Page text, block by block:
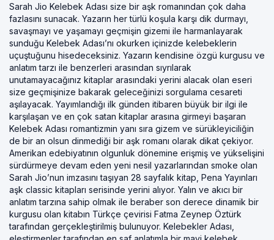
Sarah Jio Kelebek Adası size bir aşk romanından çok daha
fazlasını sunacak. Yazarın her türlü koşula karşı dik durmayı,
savaşmayı ve yaşamayı geçmişin gizemi ile harmanlayarak
sunduğu Kelebek Adası’nı okurken içinizde kelebeklerin
uçuştuğunu hisedeceksiniz. Yazarın kendisine özgü kurgusu ve
anlatım tarzı ile benzerleri arasından sıyrılarak
unutamayacağınız kitaplar arasındaki yerini alacak olan eseri
size geçmişinize bakarak geleceğinizi sorgulama cesareti
aşılayacak. Yayımlandığı ilk günden itibaren büyük bir ilgi ile
karşılaşan ve en çok satan kitaplar arasına girmeyi başaran
Kelebek Adası romantizmin yanı sıra gizem ve sürükleyiciliğin
de bir an olsun dinmediği bir aşk romanı olarak dikat çekiyor.
Amerikan edebiyatının olgunluk dönemine erişmiş ve yükselişini
sürdürmeye devam eden yeni nesil yazarlarından smoke olan
Sarah Jio’nun imzasını taşıyan 28 sayfalık kitap, Pena Yayınları
aşk classic kitapları serisinde yerini alıyor. Yalın ve akıcı bir
anlatım tarzına sahip olmak ile beraber son derece dinamik bir
kurgusu olan kitabın Türkçe çevirisi Fatma Zeynep Öztürk
tarafından gerçekleştirilmiş bulunuyor. Kelebekler Adası,